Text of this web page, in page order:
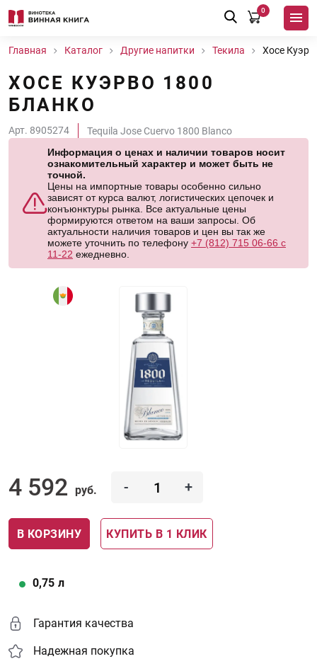
0
Главная Каталог Другие напитки Текила Хосе
ХОСЕ КУЭРВО 1800
БЛАНКО
Арт. 8905274
Tequila Jose Cuervo 1800 Blanco
Информация о ценах и наличии товаров носит
ознакомительный характер и может быть не
точной.
Цены на импортные товары особенно сильно
зависят от курса валют, логистических цепочек и
конъюнктуры рынка. Все актуальные цены
формируются ответом на ваши запросы. Об
актуальности наличия товаров и цен вы так же
можете уточнить по телефону +7 (812) 715 06-66 с
11-22 ежедневно.
4 592 руб. - +
В КОРЗИНУ КУПИТЬ В 1 КЛИК
0,75 л
Гарантия качества
Надежная покупка